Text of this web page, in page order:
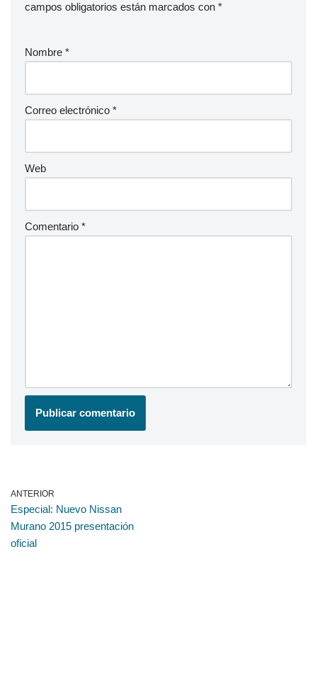
campos obligatorios están marcados con *
Nombre *
Correo electrónico *
Web
Comentario *
ANTERIOR
Especial: Nuevo Nissan
Murano 2015 presentación
oficial